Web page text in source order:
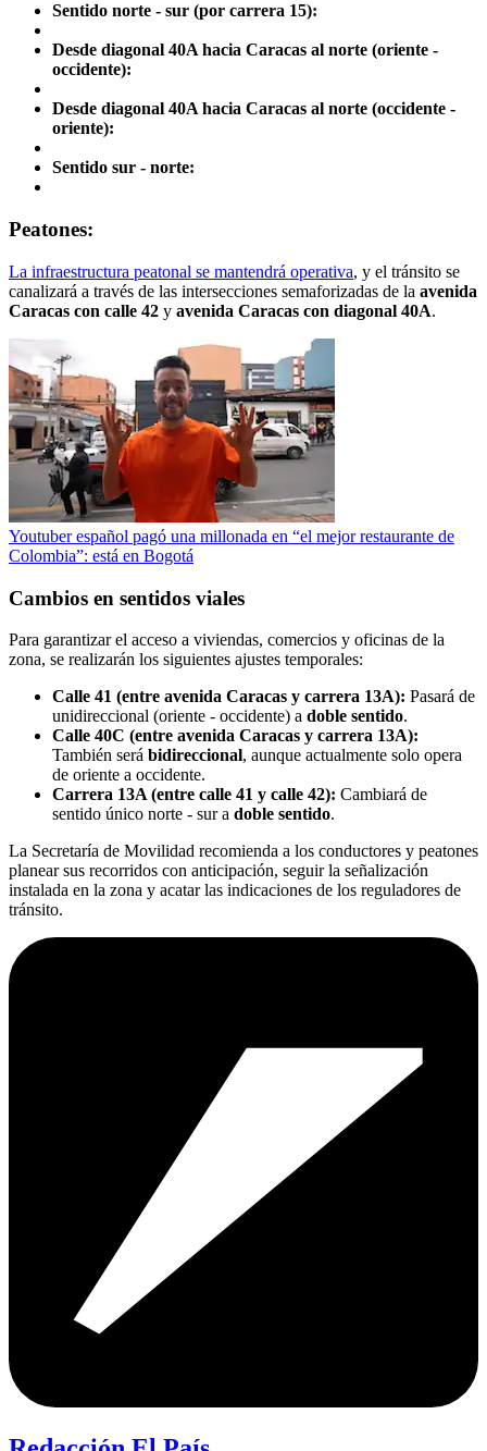
Sentido norte - sur (por carrera 15):
Desde diagonal 40A hacia Caracas al norte (oriente -
occidente):
Desde diagonal 40A hacia Caracas al norte (occidente -
oriente):
Sentido sur - norte:
Peatones:
La infraestructura peatonal se mantendrá operativa, y el tránsito se
canalizará a través de las intersecciones semaforizadas de la avenida
Caracas con calle 42 y avenida Caracas con diagonal 40A.
Youtuber español pagó una millonada en “el mejor restaurante de
Colombia”: está en Bogotá
Cambios en sentidos viales
Para garantizar el acceso a viviendas, comercios y oficinas de la
zona, se realizarán los siguientes ajustes temporales:
Calle 41 (entre avenida Caracas y carrera 13A): Pasará de
unidireccional (oriente - occidente) a doble sentido.
Calle 40C (entre avenida Caracas y carrera 13A):
También será bidireccional, aunque actualmente solo opera
de oriente a occidente.
Carrera 13A (entre calle 41 y calle 42): Cambiará de
sentido único norte - sur a doble sentido.
La Secretaría de Movilidad recomienda a los conductores y peatones
planear sus recorridos con anticipación, seguir la señalización
instalada en la zona y acatar las indicaciones de los reguladores de
tránsito.